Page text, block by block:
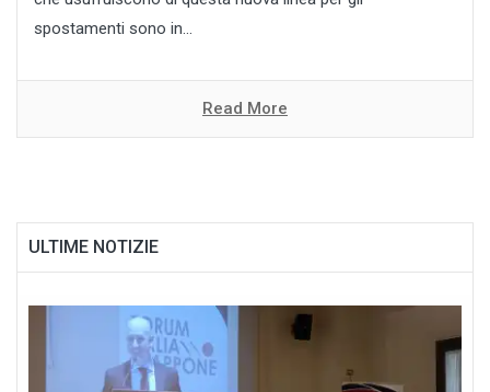
spostamenti sono in...
Read More
ULTIME NOTIZIE